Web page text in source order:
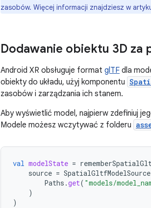
zasobów. Więcej informacji znajdziesz w
Dodawanie obiektu 3D za
Android XR obsługuje format glTF dla
obiekty do układu, użyj komponentu
zasobów i zarządzania ich stanem.
Aby wyświetlić model, najpierw zdefiniuj
Modele możesz wczytywać z folderu
val modelState =
source = SpatialGltfModelSource
Paths .get( "models/
)
)